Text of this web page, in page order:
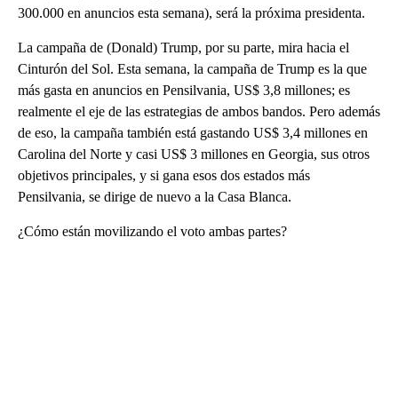
300.000 en anuncios esta semana), será la próxima presidenta.
La campaña de (Donald) Trump, por su parte, mira hacia el
Cinturón del Sol. Esta semana, la campaña de Trump es la que
más gasta en anuncios en Pensilvania, US$ 3,8 millones; es
realmente el eje de las estrategias de ambos bandos. Pero además
de eso, la campaña también está gastando US$ 3,4 millones en
Carolina del Norte y casi US$ 3 millones en Georgia, sus otros
objetivos principales, y si gana esos dos estados más
Pensilvania, se dirige de nuevo a la Casa Blanca.
¿Cómo están movilizando el voto ambas partes?